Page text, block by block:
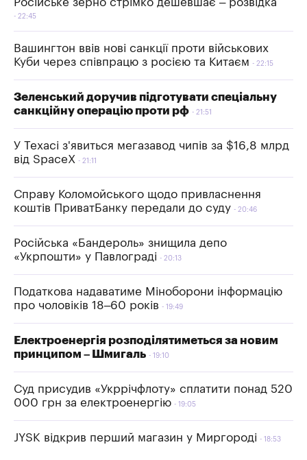
22:45
Вашингтон ввів нові санкції проти військових
Куби через співпрацю з росією та Китаєм
22:15
Зеленський доручив підготувати спеціальну
санкційну операцію проти рф
21:51
У Техасі з'явиться мегазавод чипів за $16,8 млрд
від SpaceX
21:11
Справу Коломойського щодо привласнення
коштів ПриватБанку передали до суду
20:46
Російська «Бандероль» знищила депо
«Укрпошти» у Павлограді
20:13
Податкова надаватиме Міноборони інформацію
про чоловіків 18–60 років
19:49
Електроенергія розподілятиметься за новим
принципом – Шмигаль
19:10
Суд присудив «Укррічфлоту» сплатити понад 520
000 грн за електроенергію
19:05
JYSK відкрив перший магазин у Миргороді 18:53